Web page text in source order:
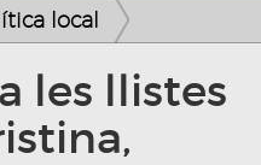
local
les llistes